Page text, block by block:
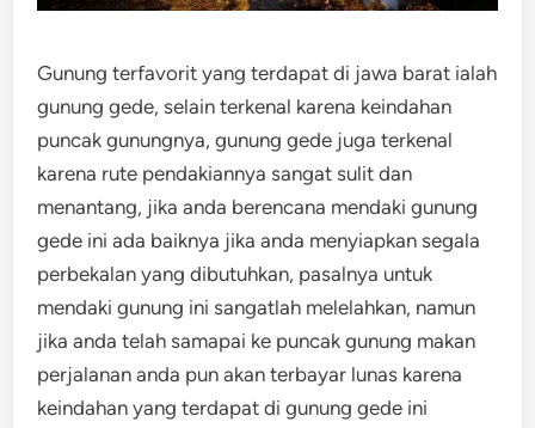
Gunung terfavorit yang terdapat di jawa barat ialah
gunung gede, selain terkenal karena keindahan
puncak gunungnya, gunung gede juga terkenal
karena rute pendakiannya sangat sulit dan
menantang, jika anda berencana mendaki gunung
gede ini ada baiknya jika anda menyiapkan segala
perbekalan yang dibutuhkan, pasalnya untuk
mendaki gunung ini sangatlah melelahkan, namun
jika anda telah samapai ke puncak gunung makan
perjalanan anda pun akan terbayar lunas karena
keindahan yang terdapat di gunung gede ini